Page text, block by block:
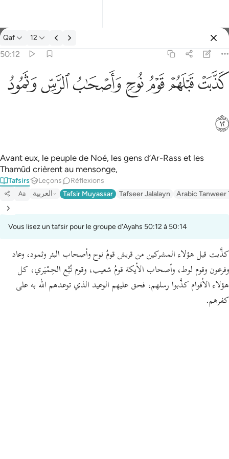
Tafsir: Qaf 50:12
Qaf 12
50:12
كذبت قبلهم قوم نوح واصحاب الرس وثمود ١٢
كَذَّبَتْ قَبْلَهُمْ قَوْمُ نُوحٍۢ وَأَصْحَـٰبُ ٱلرَّسِّ وَثَمُودُ ١٢
ﲫﲬﲭﲮﲯﲰﲱ
ﲲ
Avant eux, le peuple de Noé, les gens d’Ar-Rass et les
Thamûd crièrent au mensonge,
Tafsirs Leçons Réflexions
Aa العربية Tafsir Muyassar Tafseer Jalalayn Arabic Tanweer
Vous lisez un tafsir pour le groupe d'Ayahs 50:12 à 50:14
كذَّبت قبل هؤلاء المشركين من قريش قومُ نوح وأصحاب البئر وثمود، وعاد
وفرعون وقوم لوط، وأصحاب الأيكة قومُ شعيب، وقوم تُبَّع الحِمْيَري، كل
هؤلاء الأقوام كذَّبوا رسلهم، فحق عليهم الوعيد الذي توعدهم الله به على
كفرهم.